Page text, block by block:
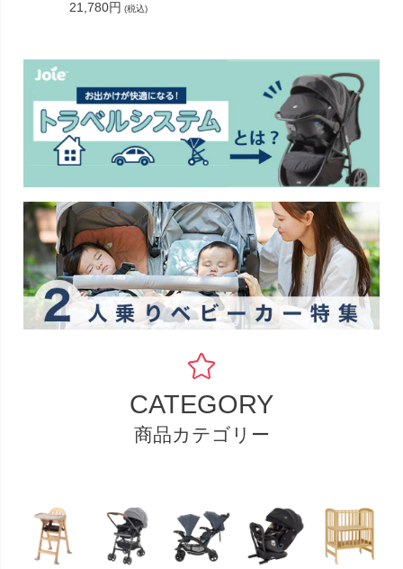
21,780円 (税込)
CATEGORY
商品カテゴリー